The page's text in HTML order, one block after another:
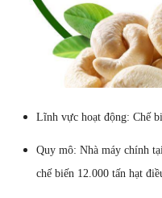
Lĩnh vực hoạt động: Chế
Quy mô: Nhà máy chính
chế biến 12.000 tấn hạt